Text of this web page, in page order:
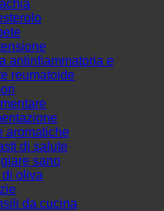
antinfiammatoria e
reumatoide
aromatiche
di salute
sano
oliva
da cucina